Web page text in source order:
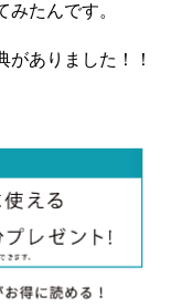
たんです。
ありました！！